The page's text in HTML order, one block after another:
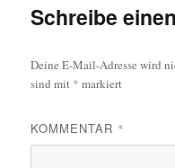
Schreibe
Deine E-Mail-Adresse wird
sind mit * markiert
KOMMENTAR *